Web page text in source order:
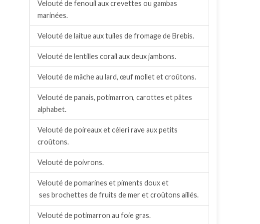
Velouté de fenouil aux crevettes ou gambas
marinées.
Velouté de laitue aux tuiles de fromage de Brebis.
Velouté de lentilles corail aux deux jambons.
Velouté de mâche au lard, œuf mollet et croûtons.
Velouté de panais, potimarron, carottes et pâtes
alphabet.
Velouté de poireaux et céleri rave aux petits
croûtons.
Velouté de poivrons.
Velouté de pomarines et piments doux et
ses brochettes de fruits de mer et croûtons aillés.
Velouté de potimarron au foie gras.